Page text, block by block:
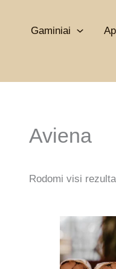
Gaminiai
Aviena
Rodomi visi